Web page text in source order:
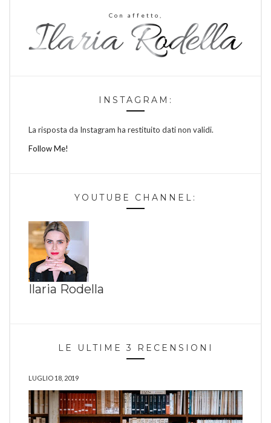
Con affetto,
INSTAGRAM:
La risposta da Instagram ha restituito dati non validi.
Follow Me!
YOUTUBE CHANNEL:
Ilaria Rodella
LE ULTIME 3 RECENSIONI
LUGLIO 18, 2019